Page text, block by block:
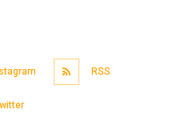
RSS